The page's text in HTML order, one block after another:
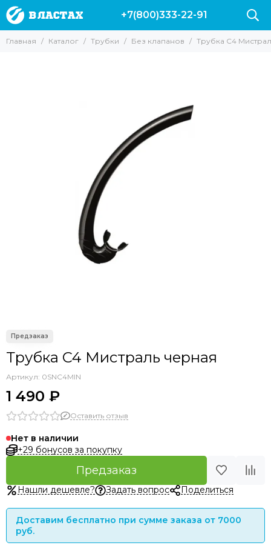
Трубки +7(800)333-22-91
Главная Каталог Трубки Без клапанов Трубка C4
Трубка C4 Мистраль черная
Артикул: 0SNC4MIN
1 490 ₽
Оставить отзыв
Нет в наличии
+29 бонусов за покупку
Предзаказ
Нашли дешевле? Задать вопрос Поделиться
Доставим бесплатно при сумме заказа от 7000
руб.